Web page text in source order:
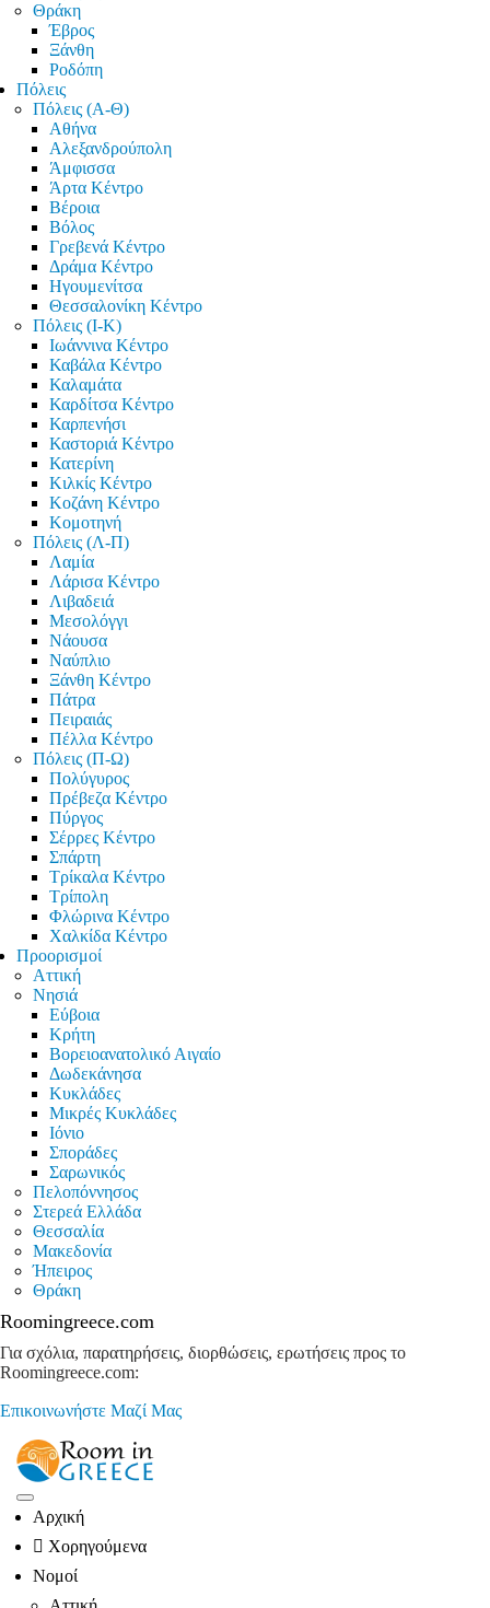
Θράκη
Έβρος
Ξάνθη
Ροδόπη
Πόλεις
Πόλεις (Α-Θ)
Αθήνα
Αλεξανδρούπολη
Άμφισσα
Άρτα Κέντρο
Βέροια
Βόλος
Γρεβενά Κέντρο
Δράμα Κέντρο
Ηγουμενίτσα
Θεσσαλονίκη Κέντρο
Πόλεις (Ι-Κ)
Ιωάννινα Κέντρο
Καβάλα Κέντρο
Καλαμάτα
Καρδίτσα Κέντρο
Καρπενήσι
Καστοριά Κέντρο
Κατερίνη
Κιλκίς Κέντρο
Κοζάνη Κέντρο
Κομοτηνή
Πόλεις (Λ-Π)
Λαμία
Λάρισα Κέντρο
Λιβαδειά
Μεσολόγγι
Νάουσα
Ναύπλιο
Ξάνθη Κέντρο
Πάτρα
Πειραιάς
Πέλλα Κέντρο
Πόλεις (Π-Ω)
Πολύγυρος
Πρέβεζα Κέντρο
Πύργος
Σέρρες Κέντρο
Σπάρτη
Τρίκαλα Κέντρο
Τρίπολη
Φλώρινα Κέντρο
Χαλκίδα Κέντρο
Προορισμοί
Αττική
Νησιά
Εύβοια
Κρήτη
Βορειοανατολικό Αιγαίο
Δωδεκάνησα
Κυκλάδες
Μικρές Κυκλάδες
Ιόνιο
Σποράδες
Σαρωνικός
Πελοπόννησος
Στερεά Ελλάδα
Θεσσαλία
Μακεδονία
Ήπειρος
Θράκη
Roomingreece.com
Για σχόλια, παρατηρήσεις, διορθώσεις, ερωτήσεις προς το
Roomingreece.com:
Επικοινωνήστε Μαζί Μας
Αρχική
Χορηγούμενα
Νομοί